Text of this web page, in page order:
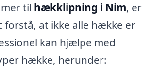
til hækklipning i Nim, er
forstå, at ikke alle hække er
kan hjælpe med
hække, herunder: